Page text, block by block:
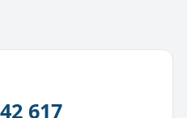
617